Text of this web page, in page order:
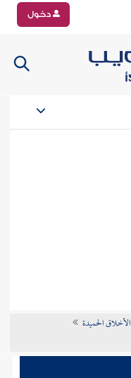
دخول
الأخلاق الحميدة